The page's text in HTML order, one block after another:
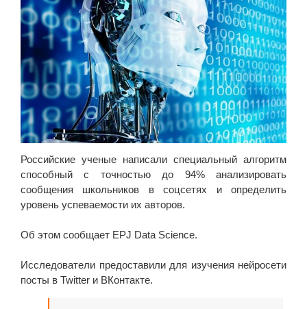
Российские ученые написали специальный алгоритм
способный с точностью до 94% анализировать
сообщения школьников в соцсетях и определить
уровень успеваемости их авторов.
Об этом сообщает EPJ Data Science.
Исследователи предоставили для изучения нейросети
посты в Twitter и ВКонтакте.